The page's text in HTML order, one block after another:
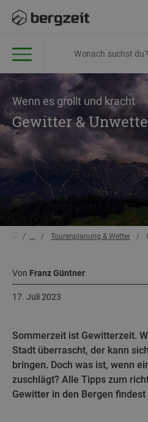
Wenn es grollt und kracht
Gewitter &
... Tourenplanung & Wetter
Von Franz Güntner
17. Juli 2023
Sommerzeit ist Gewitterzeit.
Stadt überrascht, der kann
bringen. Doch was ist, wenn
zuschlägt? Alle Tipps zum
Gewitter in den Bergen findest